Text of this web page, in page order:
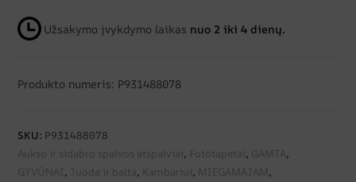
Užsakymo įvykdymo laikas nuo 2 iki 4 dienų.
Produkto numeris: P931488078
SKU: P931488078
Aukso ir sidabro spalvos atspalviai, Fototapetai, GAMTA,
GYVŪNAI, Juoda ir balta, Kambariui, MIEGAMAJAM,